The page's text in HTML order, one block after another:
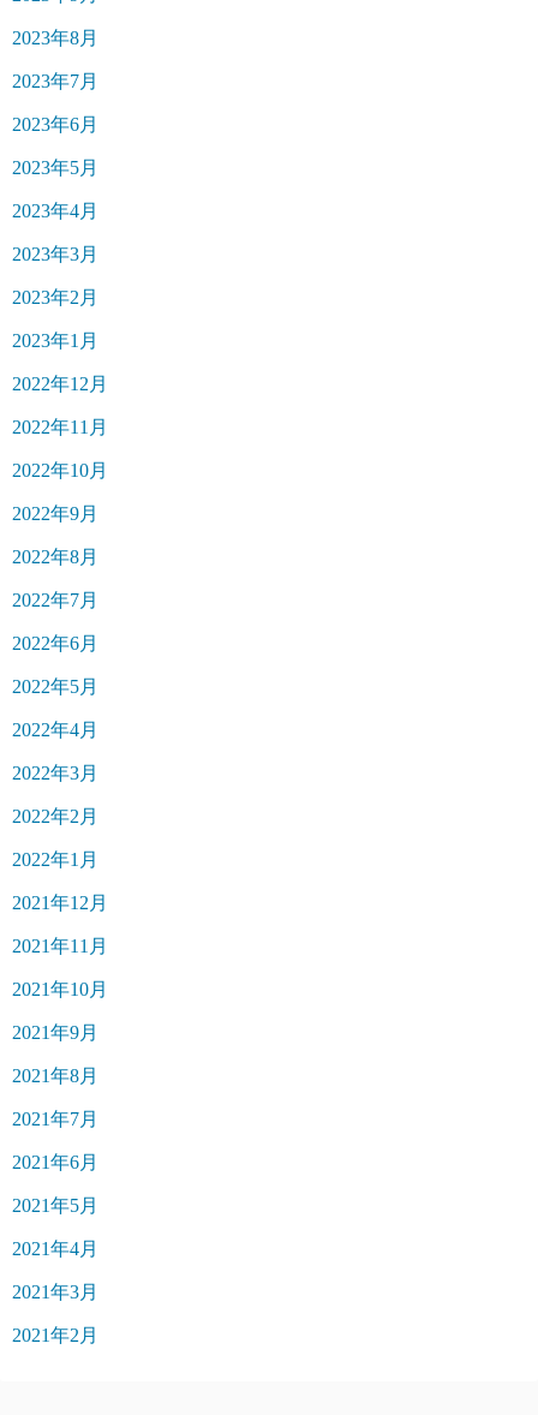
2023年8月
2023年7月
2023年6月
2023年5月
2023年4月
2023年3月
2023年2月
2023年1月
2022年12月
2022年11月
2022年10月
2022年9月
2022年8月
2022年7月
2022年6月
2022年5月
2022年4月
2022年3月
2022年2月
2022年1月
2021年12月
2021年11月
2021年10月
2021年9月
2021年8月
2021年7月
2021年6月
2021年5月
2021年4月
2021年3月
2021年2月